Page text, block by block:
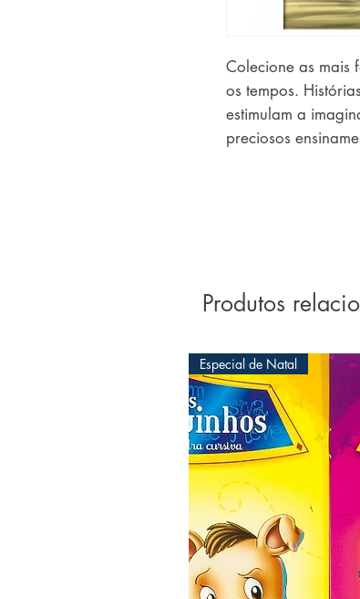
Colecione as mais
os tempos.
estimulam a
preciosos
Produtos
Especial de Natal